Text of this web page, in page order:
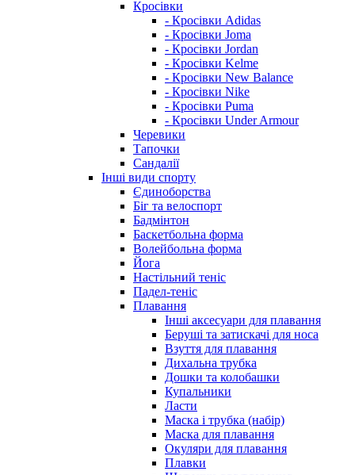
Кросівки
- Кросівки Adidas
- Кросівки Joma
- Кросівки Jordan
- Кросівки Kelme
- Кросівки New Balance
- Кросівки Nike
- Кросівки Puma
- Кросівки Under Armour
Черевики
Тапочки
Сандалії
Інші види спорту
Єдиноборства
Біг та велоспорт
Бадмінтон
Баскетбольна форма
Волейбольна форма
Йога
Настільний теніс
Падел-теніс
Плавання
Інші аксесуари для плавання
Беруші та затискачі для носа
Взуття для плавання
Дихальна трубка
Дошки та колобашки
Купальники
Ласти
Маска і трубка (набір)
Маска для плавання
Окуляри для плавання
Плавки